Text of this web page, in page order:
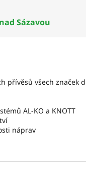
Sázavou
přívěsů všech značek
AL-KO a KNOTT
náprav